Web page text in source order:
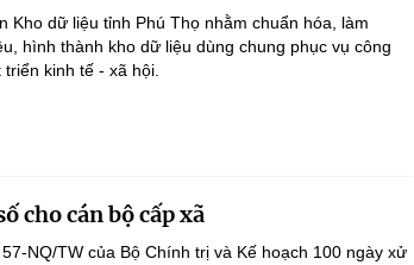
Kho dữ liệu tỉnh Phú Thọ nhằm chuẩn hóa, làm
hình thành kho dữ liệu dùng chung phục vụ công
kinh tế - xã hội.
cho cán bộ cấp xã
NQ/TW của Bộ Chính trị và Kế hoạch 100 ngày xử